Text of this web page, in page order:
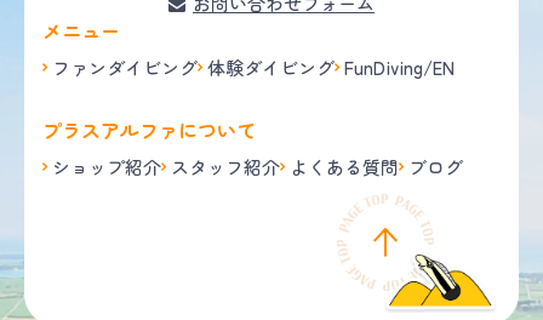
メニュー
ファンダイビング 体験ダイビング FunDiving/EN
プラスアルファについて
ショップ紹介 スタッフ紹介 よくある質問 ブログ